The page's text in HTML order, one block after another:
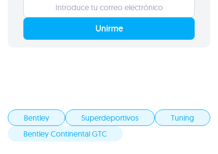
Unirme
Bentley Superdeportivos
Tuning
Bentley Continental GTC